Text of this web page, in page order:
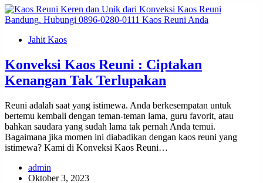
Jahit Kaos
Konveksi Kaos Reuni : Ciptakan
Kenangan Tak Terlupakan
Reuni adalah saat yang istimewa. Anda berkesempatan untuk
bertemu kembali dengan teman-teman lama, guru favorit, atau
bahkan saudara yang sudah lama tak pernah Anda temui.
Bagaimana jika momen ini diabadikan dengan kaos reuni yang
istimewa? Kami di Konveksi Kaos Reuni…
admin
Oktober 3, 2023